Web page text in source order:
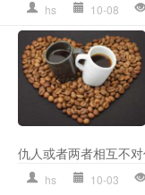
hs 10-08
仇人或者两者相互不
hs 10-03